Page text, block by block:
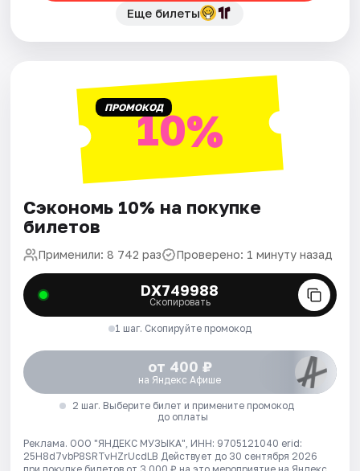
Еще билеты
ПРОМОКОД10%
Сэкономь 10% на покупке
билетов
Применили: 8 742 раз Проверено: 1 минуту назад
DX749988
Скопировать
1 шаг. Скопируйте промокод
от 400 ₽
на Яндекс Афише
2 шаг. Выберите билет и примените промокод
до оплаты
Реклама. ООО "ЯНДЕКС МУЗЫКА", ИНН: 9705121040 erid:
25H8d7vbP8SRTvHZrUcdLB Действует до 30 сентября 2026